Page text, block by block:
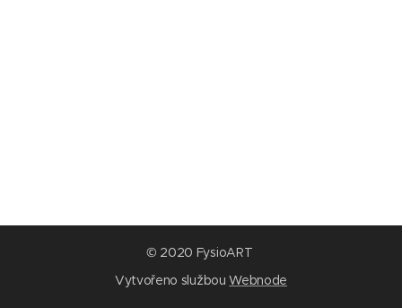
© 2020 FysioART
Vytvořeno službouWebnode